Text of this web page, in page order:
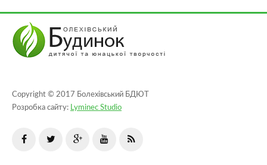
Copyright © 2017 Болехівський БДЮТ
Розробка сайту: Lyminec Studio